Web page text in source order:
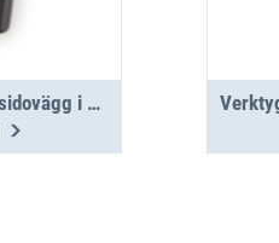
Verktygskrok 40 för sidovägg i aluminium